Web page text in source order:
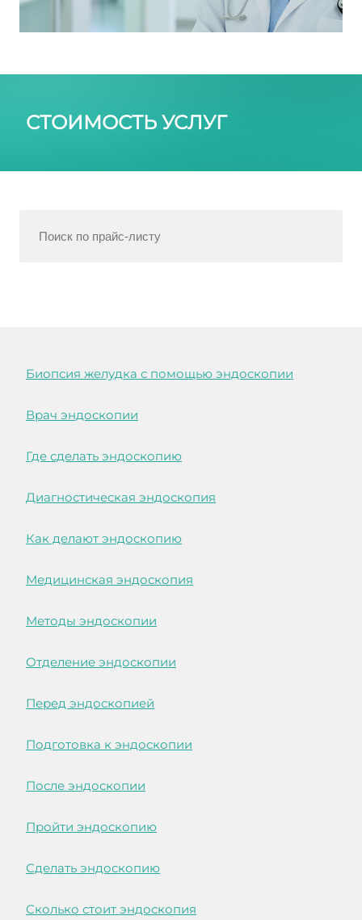
СТОИМОСТЬ УСЛУГ
Биопсия желудка с помощью эндоскопии
Врач эндоскопии
Где сделать эндоскопию
Диагностическая эндоскопия
Как делают эндоскопию
Медицинская эндоскопия
Методы эндоскопии
Отделение эндоскопии
Перед эндоскопией
Подготовка к эндоскопии
После эндоскопии
Пройти эндоскопию
Сделать эндоскопию
Сколько стоит эндоскопия